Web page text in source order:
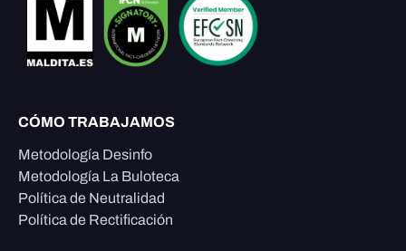
CÓMO TRABAJAMOS
Metodología Desinfo
Metodología La Buloteca
Política de Neutralidad
Política de Rectificación